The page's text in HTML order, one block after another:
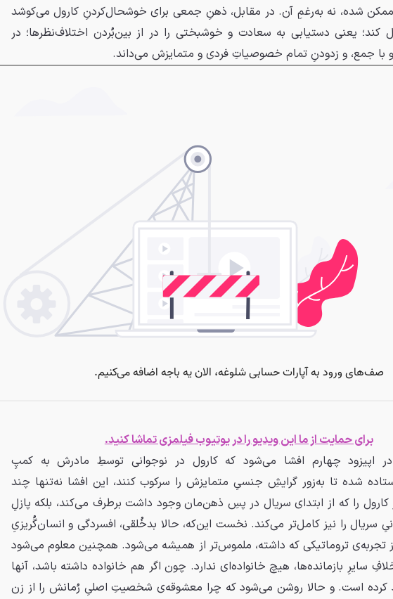
شده، نه به‌رغمِ آن. در مقابل، ذهنِ جمعی برای خوشحال‌کردنِ کارول می‌کوشد
کند؛ یعنی دستیابی به سعادت و خوشبختی را در از بین‌بُردن اختلاف‌نظر‌ها؛ در
با جمع، و زدودنِ تمام خصوصیاتِ فردی و متمایزش می‌داند.
برای حمایت از ما این ویدیو را در یوتیوب فیلمزی تماشا کنید.
در اپیزود چهارم افشا می‌شود که کارول در نوجوانی توسطِ مادرش به کمپِ
شده تا به‌زور گرایشِ جنسیِ متمایزش را سرکوب کنند، این افشا نه‌تنها چند
کارول را که از ابتدای سریال در پسِ ذهن‌مان وجود داشت برطرف می‌کند، بلکه پازلِ
سریال را نیز کامل‌تر می‌کند. نخست این‌که، حالا بدخُلقی، افسردگی و انسان‌گُریزیِ
تجربه‌ی تروماتیکی که داشته، ملموس‌تر از همیشه می‌شود. همچنین معلوم می‌شود
سایرِ بازمانده‌ها، هیچ خانواده‌ای ندارد. چون اگر هم خانواده داشته باشد، آنها
کرده است. و حالا روشن می‌شود که چرا معشوقه‌ی شخصیتِ اصلیِ رُمانش را از زن